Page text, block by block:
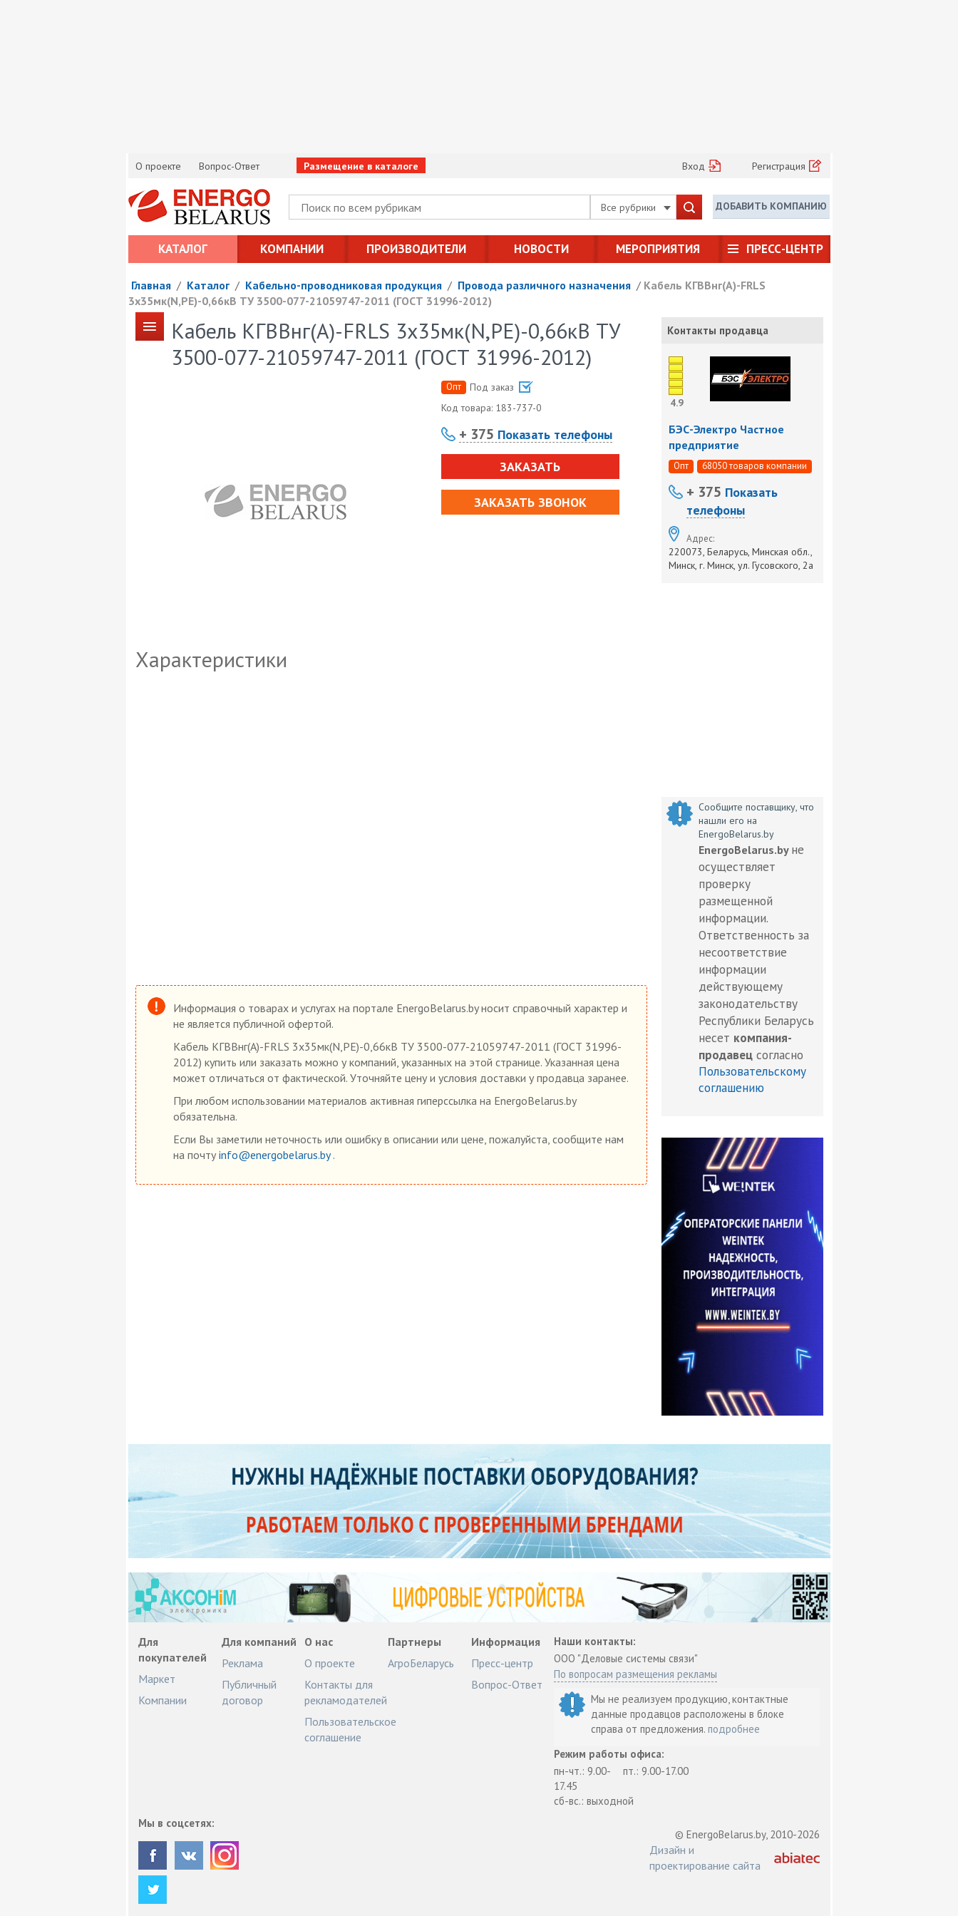
О проекте Вопрос-Ответ Размещение в каталоге Вход Регистрация
Все рубрики ДОБАВИТЬ КОМПАНИЮ
КАТАЛОГ КОМПАНИИ ПРОИЗВОДИТЕЛИ НОВОСТИ МЕРОПРИЯТИЯ ПРЕСС-ЦЕНТР
Главная / Каталог / Кабельно-проводниковая продукция / Провода различного назначения / Кабель КГВВнг(А)-FRLS
3х35мк(N,PE)-0,66кВ ТУ 3500-077-21059747-2011 (ГОСТ 31996-2012)
Кабель КГВВнг(А)-FRLS 3х35мк(N,PE)-0,66кВ ТУ
3500-077-21059747-2011 (ГОСТ 31996-2012)
Опт
Под заказ
Код товара: 183-737-0
+ 375 Показать телефоны
ЗАКАЗАТЬ
ЗАКАЗАТЬ ЗВОНОК
Характеристики
Контакты продавца
4.9
БЭС-Электро Частное
предприятие
Опт 68050 товаров компании
+ 375 Показать
телефоны
Адрес:
220073, Беларусь, Минская обл.,
Минск, г. Минск, ул. Гусовского, 2а
Сообщите поставщику, что
нашли его на
EnergoBelarus.by
EnergoBelarus.by не
осуществляет
проверку
размещенной
информации.
Ответственность за
несоответствие
информации
действующему
законодательству
Республики Беларусь
несет компания-
продавец согласно
Пользовательскому
соглашению
Информация о товарах и услугах на портале EnergoBelarus.by носит справочный характер и
не является публичной офертой.
Кабель КГВВнг(А)-FRLS 3х35мк(N,PE)-0,66кВ ТУ 3500-077-21059747-2011 (ГОСТ 31996-
2012) купить или заказать можно у компаний, указанных на этой странице. Указанная цена
может отличаться от фактической. Уточняйте цену и условия доставки у продавца заранее.
При любом использовании материалов активная гиперссылка на EnergoBelarus.by
обязательна.
Если Вы заметили неточность или ошибку в описании или цене, пожалуйста, сообщите нам
на почту info@energobelarus.by.
Для
покупателей
Маркет
Компании
Для компаний
Реклама
Публичный
договор
О нас
О проекте
Контакты для
рекламодателей
Пользовательское
соглашение
Партнеры
АгроБеларусь
Информация
Пресс-центр
Вопрос-Ответ
Наши контакты:
ООО "Деловые системы связи"
По вопросам размещения рекламы
Мы не реализуем продукцию, контактные
данные продавцов расположены в блоке
справа от предложения.подробнее
Режим работы офиса:
пн-чт.: 9.00-
17.45
пт.: 9.00-17.00
сб-вс.: выходной
Мы в соцсетях:
© EnergoBelarus.by, 2010-2026
Дизайн и
проектирование сайта